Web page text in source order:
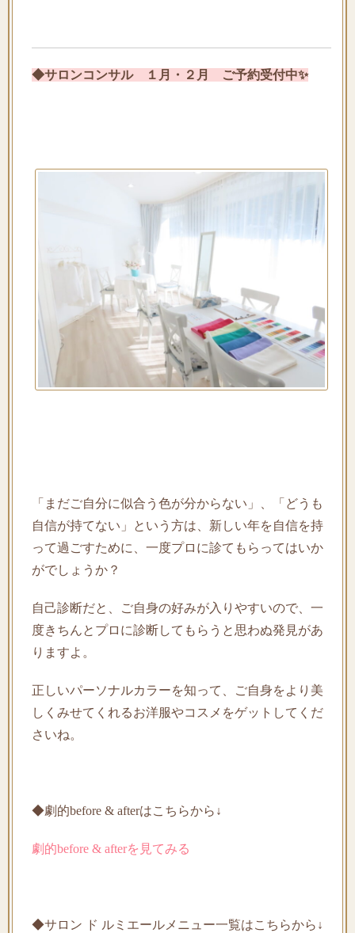
◆サロンコンサル　１月・２月　ご予約受付中✨
「まだご自分に似合う色が分からない」、「どうも
自信が持てない」という方は、新しい年を自信を持
って過ごすために、一度プロに診てもらってはいか
がでしょうか？
自己診断だと、ご自身の好みが入りやすいので、一
度きちんとプロに診断してもらうと思わぬ発見があ
りますよ。
正しいパーソナルカラーを知って、ご自身をより美
しくみせてくれるお洋服やコスメをゲットしてくだ
さいね。
◆劇的before & afterはこちらから↓
劇的before & afterを見てみる
◆サロン ド ルミエールメニュー一覧はこちらから↓